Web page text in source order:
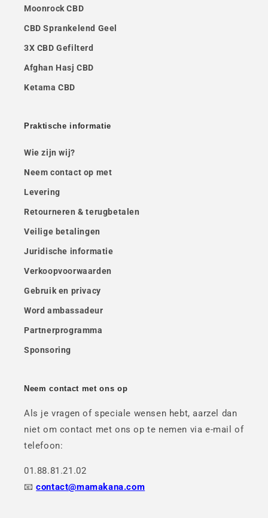
Moonrock CBD
CBD Sprankelend Geel
3X CBD Gefilterd
Afghan Hasj CBD
Ketama CBD
Praktische informatie
Wie zijn wij?
Neem contact op met
Levering
Retourneren & terugbetalen
Veilige betalingen
Juridische informatie
Verkoopvoorwaarden
Gebruik en privacy
Word ambassadeur
Partnerprogramma
Sponsoring
Neem contact met ons op
Als je vragen of speciale wensen hebt, aarzel dan
niet om contact met ons op te nemen via e-mail of
telefoon:
01.88.81.21.02
📧contact@mamakana.com